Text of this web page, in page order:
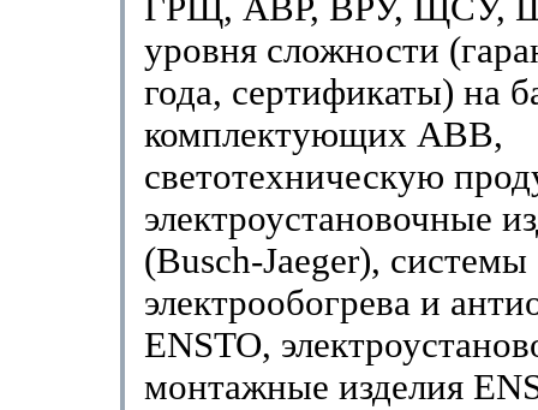
ГРЩ, АВР, ВРУ, ЩСУ,
уровня сложности
года, сертификаты) на
комплектующих ABB,
светотехническую
электроустановочные
(Busch-Jaeger), системы
электрообогрева и
ENSTO,
монтажные изделия